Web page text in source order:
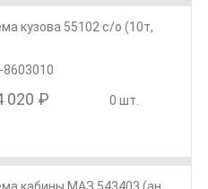
кузова 55102 с/о (10т,
8603010
020 ₽ 0 шт.